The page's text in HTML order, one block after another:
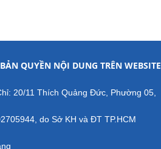
QUYỀN NỘI DUNG TRÊN WEBSITE
20/11 Thích Quảng Đức, Phường 05,
do Sở KH và ĐT TP.HCM